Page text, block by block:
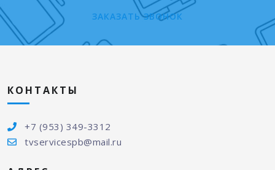
ЗАКАЗАТЬ ЗВОНОК
КОНТАКТЫ
+7 (953) 349-3312
tvservicespb@mail.ru